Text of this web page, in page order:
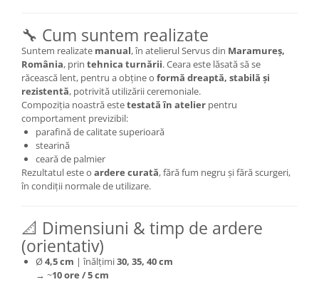
🔧 Cum suntem realizate
Suntem realizate manual, în atelierul Servus din Maramureș,
România, prin tehnica turnării. Ceara este lăsată să se
răcească lent, pentru a obține o formă dreaptă, stabilă și
rezistentă, potrivită utilizării ceremoniale.
Compoziția noastră estetestată în atelier pentru
comportament previzibil:
parafină de calitate superioară
stearină
ceară de palmier
Rezultatul este o ardere curată, fără fum negru și fără scurgeri,
în condiții normale de utilizare.
📐 Dimensiuni & timp de ardere
(orientativ)
Ø4,5 cm | înălțimi30, 35, 40 cm
→ ~10 ore / 5 cm